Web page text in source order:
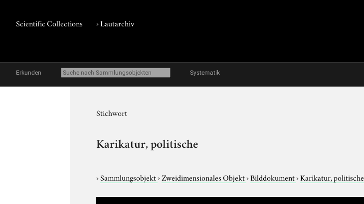
Scientific Collections ›Lautarchiv
Erkunden Systematik
Stichwort
Karikatur, politische
›Sammlungsobjekt›Zweidimensionales Objekt›Bilddokument›Karikatur, politische